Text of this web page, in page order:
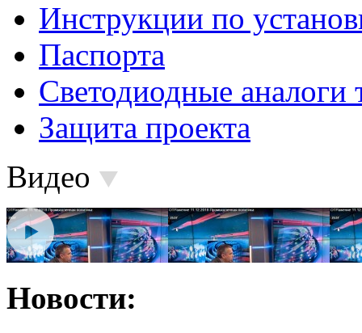
Инструкции по
Паспорта
Светодиодные аналоги
Защита проекта
Видео
Новости: